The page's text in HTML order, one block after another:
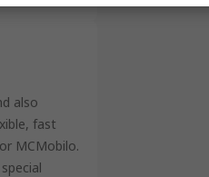
also
fast
MCMobilo.